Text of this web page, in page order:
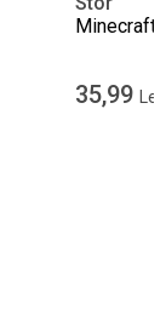
Minecraft,
35,99 Lei